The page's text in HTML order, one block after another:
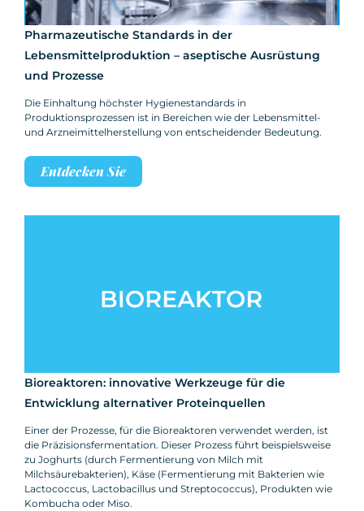
Pharmazeutische Standards in der
Lebensmittelproduktion – aseptische Ausrüstung
und Prozesse
Die Einhaltung höchster Hygienestandards in
Produktionsprozessen ist in Bereichen wie der Lebensmittel-
und Arzneimittelherstellung von entscheidender Bedeutung.
Entdecken Sie
Bioreaktoren: innovative Werkzeuge für die
Entwicklung alternativer Proteinquellen
Einer der Prozesse, für die Bioreaktoren verwendet werden, ist
die Präzisionsfermentation. Dieser Prozess führt beispielsweise
zu Joghurts (durch Fermentierung von Milch mit
Milchsäurebakterien), Käse (Fermentierung mit Bakterien wie
Lactococcus, Lactobacillus und Streptococcus), Produkten wie
Kombucha oder Miso.